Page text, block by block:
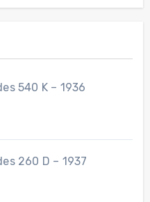
540 K – 1936
260 D – 1937